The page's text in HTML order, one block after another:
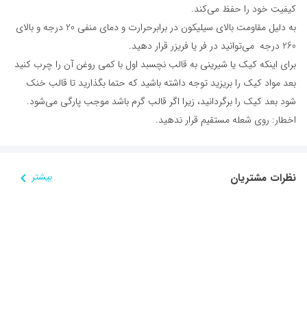
کیفیت خود را حفظ می‌کند.
به دلیل مقاومت بالای سیلیکون در برابرحرارت و دمای منفی 20 درجه و بالای
260 درجه می‌توانید در فر یا فریزر قرار دهید.
برای اینکه کیک یا شیرینی به قالب نچسبد اول با کمی روغن آن را چرب کنید
بعد مواد کیک را بریزید توجه داشته باشید که حتما بگذارید تا قالب خنک
شود بعد کیک را برگردانید، زیرا اگر قالب گرم باشد موجب پارگی می‌شود.
اخطار: روی شعله مستقیم قرار ندهید.
نظرات مشتریان بیشتر